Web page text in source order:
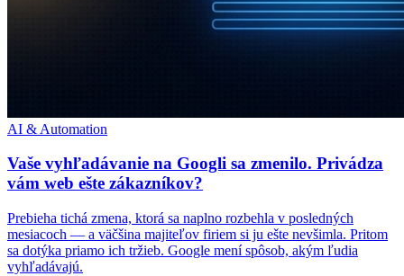
AI & Automation
Vaše vyhľadávanie na Googli sa zmenilo. Privádza
vám web ešte zákazníkov?
Prebieha tichá zmena, ktorá sa naplno rozbehla v posledných
mesiacoch — a väčšina majiteľov firiem si ju ešte nevšimla. Pritom
sa dotýka priamo ich tržieb. Google mení spôsob, akým ľudia
vyhľadávajú.